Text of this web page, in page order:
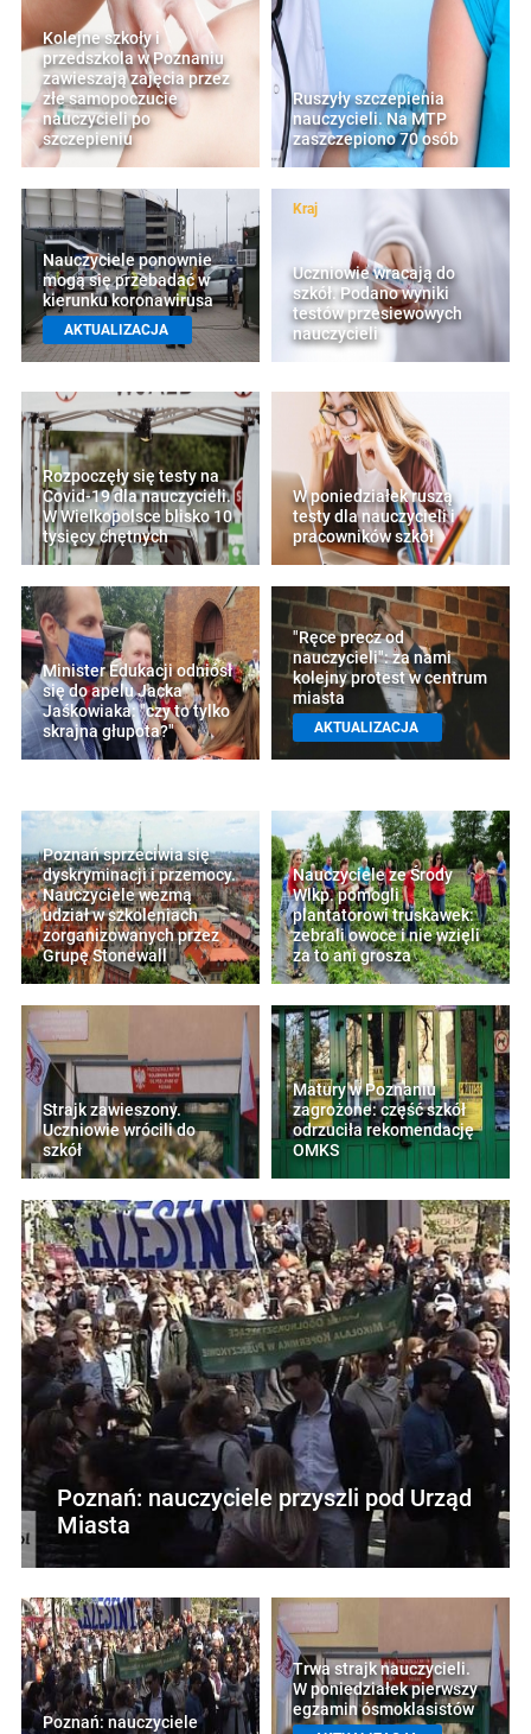
Kolejne szkoły i
przedszkola w Poznaniu
zawieszają zajęcia przez
złe samopoczucie
nauczycieli po
szczepieniu
Ruszyły szczepienia
nauczycieli. Na MTP
zaszczepiono 70 osób
Nauczyciele ponownie
mogą się przebadać w
kierunku koronawirusa
AKTUALIZACJA
Kraj
Uczniowie wracają do
szkół. Podano wyniki
testów przesiewowych
nauczycieli
Rozpoczęły się testy na
Covid-19 dla nauczycieli.
W Wielkopolsce blisko 10
tysięcy chętnych
W poniedziałek ruszą
testy dla nauczycieli i
pracowników szkół
Minister Edukacji odniósł
się do apelu Jacka
Jaśkowiaka: "czy to tylko
skrajna głupota?"
"Ręce precz od
nauczycieli": za nami
kolejny protest w centrum
miasta
AKTUALIZACJA
Poznań sprzeciwia się
dyskryminacji i przemocy.
Nauczyciele wezmą
udział w szkoleniach
zorganizowanych przez
Grupę Stonewall
Nauczyciele ze Środy
Wlkp. pomogli
plantatorowi truskawek:
zebrali owoce i nie wzięli
za to ani grosza
Strajk zawieszony.
Uczniowie wrócili do
szkół
Matury w Poznaniu
zagrożone: część szkół
odrzuciła rekomendację
OMKS
Poznań: nauczyciele przyszli pod Urząd
Miasta
Poznań: nauczyciele
Trwa strajk nauczycieli.
W poniedziałek pierwszy
egzamin ósmoklasistów